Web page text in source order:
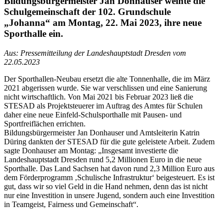
Schulgemeinschaft der 102. Grundschule
„Johanna“ am Montag, 22. Mai 2023, ihre neue
Sporthalle ein.
Aus: Pressemitteilung der Landeshauptstadt Dresden vom
22.05.2023
Der Sporthallen-Neubau ersetzt die alte Tonnenhalle, die im März
2021 abgerissen wurde. Sie war verschlissen und eine Sanierung
nicht wirtschaftlich. Von Mai 2021 bis Februar 2023 ließ die
STESAD als Projektsteuerer im Auftrag des Amtes für Schulen
daher eine neue Einfeld-Schulsporthalle mit Pausen- und
Sportfreiflächen errichten.
Bildungsbürgermeister Jan Donhauser und Amtsleiterin Katrin
Düring dankten der STESAD für die gute geleistete Arbeit. Zudem
sagte Donhauser am Montag: „Insgesamt investierte die
Landeshauptstadt Dresden rund 5,2 Millionen Euro in die neue
Sporthalle. Das Land Sachsen hat davon rund 2,3 Million Euro aus
dem Förderprogramm ‚Schulische Infrastruktur‘ beigesteuert. Es ist
gut, dass wir so viel Geld in die Hand nehmen, denn das ist nicht
nur eine Investition in unsere Jugend, sondern auch eine Investition
in Teamgeist, Fairness und Gemeinschaft“.